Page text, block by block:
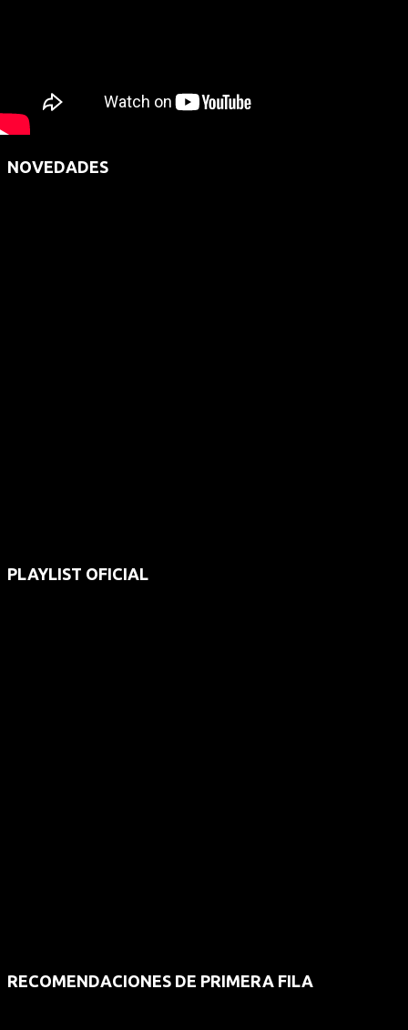
NOVEDADES
PLAYLIST OFICIAL
RECOMENDACIONES DE PRIMERA FILA